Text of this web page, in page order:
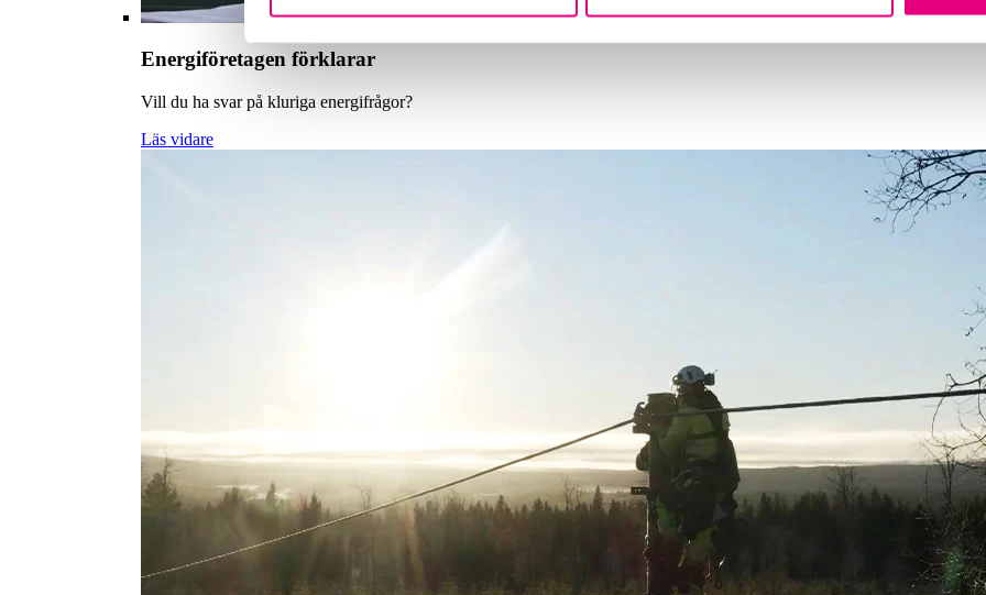
Energiföretagen förklarar
Vill du ha svar på kluriga energifrågor?
Läs vidare